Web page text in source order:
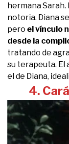
hermana Sarah.
notoria. Diana
pero el vínculo
desde la
tratando de
su terapeuta. El
el de Diana,
4.